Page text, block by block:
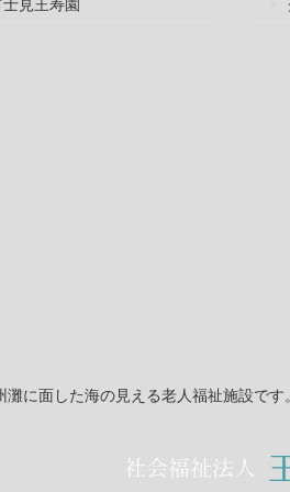
士見王寿園
灘に面した海の見える老人福祉施設で